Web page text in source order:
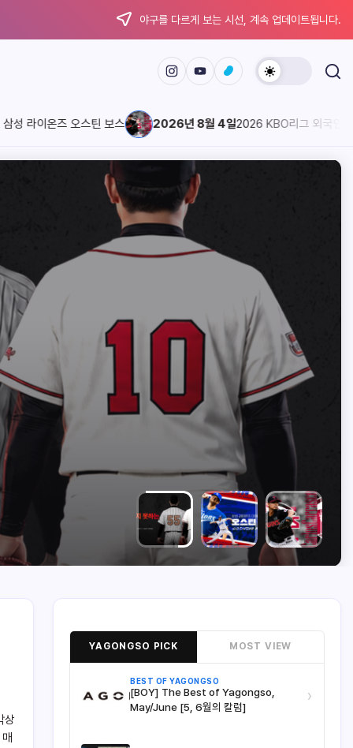
야구를 다르게 보는 시선, 계속 업데이트됩니다.
즈 오스틴 보스 2026년 8월 4일2026 KBO리그 외국인 선수 스카
상
YAGONGSO PICK MOST VIEW
BEST OF YAGONGSO
[BOY] The Best of Yagongso,
May/June [5, 6월의 칼럼]
›